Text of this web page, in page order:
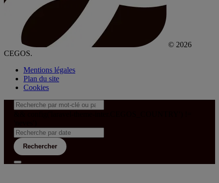
© 2026
CEGOS.
Mentions légales
Plan du site
Cookies
Rechercher